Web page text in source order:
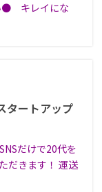
● キレイにな
タートアップ
だけで20代を
だきます！ 運送